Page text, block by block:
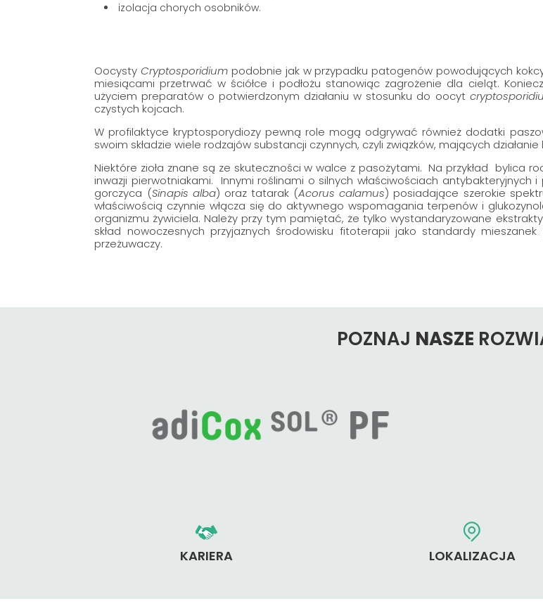
izolacja chorych osobników.
OocystyCryptosporidium podobnie jak w przypadku patogenów powodujących
miesiącami przetrwać w ściółce i podłożu stanowiąc zagrożenie dla cieląt.
użyciem preparatów o potwierdzonym działaniu w stosunku do oocyt
czystych kojcach.
W profilaktyce kryptosporydiozy pewną role mogą odgrywać również dodatki
swoim składzie wiele rodzajów substancji czynnych, czyli związków, mających działanie
Niektóre zioła znane są ze skuteczności w walce z pasożytami. Na przykład bylica
inwazji pierwotniakami. Innymi roślinami o silnych właściwościach
gorczyca (Sinapis alba) oraz tatarak (Acorus calamus) posiadające szerokie
właściwością czynnie włącza się do aktywnego wspomagania terpenów i
organizmu żywiciela. Należy przy tym pamiętać, że tylko wystandaryzowane
skład nowoczesnych przyjaznych środowisku fitoterapii jako standardy
przeżuwaczy.
POZNAJ NASZE
KARIERA LOKALIZACJA